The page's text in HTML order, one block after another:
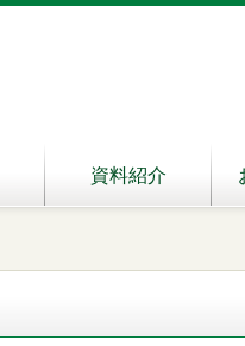
資料紹介